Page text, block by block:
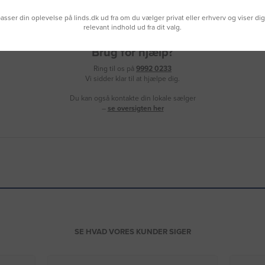
Brug for hjælp?
Ring til os på 9992 0233
Vi sidder klar til at hjælpe dig.
Du kan også kontakte din lokale sælger
– se oversigten her
SE HVAD VORES KUNDER SIGER
din oplevelse på linds.dk ud fra om du vælger privat eller erhverv og viser
relevant indhold ud fra dit valg.